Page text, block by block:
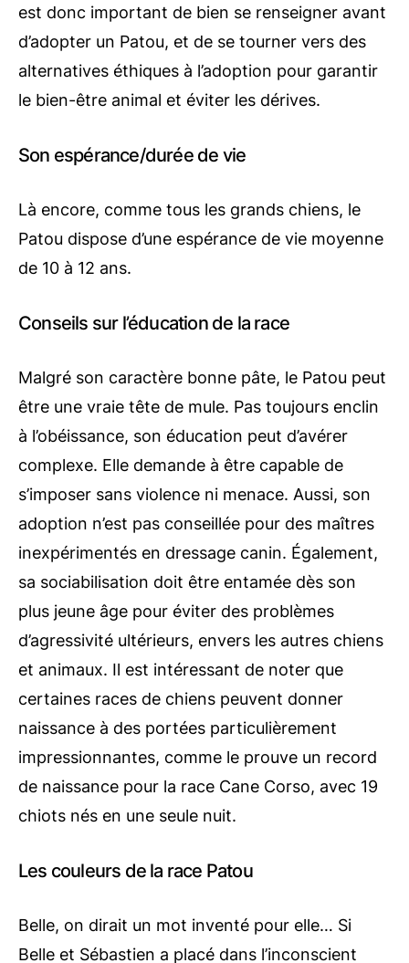
est donc important de bien se renseigner avant
d’adopter un Patou, et de se tourner vers des
alternatives éthiques à l’adoption pour garantir
le bien-être animal et éviter les dérives.
Son espérance/durée de vie
Là encore, comme tous les grands chiens, le
Patou dispose d’une espérance de vie moyenne
de 10 à 12 ans.
Conseils sur l’éducation de la race
Malgré son caractère bonne pâte, le Patou peut
être une vraie tête de mule. Pas toujours enclin
à l’obéissance, son éducation peut d’avérer
complexe. Elle demande à être capable de
s’imposer sans violence ni menace. Aussi, son
adoption n’est pas conseillée pour des maîtres
inexpérimentés en dressage canin. Également,
sa sociabilisation doit être entamée dès son
plus jeune âge pour éviter des problèmes
d’agressivité ultérieurs, envers les autres chiens
et animaux. Il est intéressant de noter que
certaines races de chiens peuvent donner
naissance à des portées particulièrement
impressionnantes, comme le prouve un record
de naissance pour la race Cane Corso, avec 19
chiots nés en une seule nuit.
Les couleurs de la race Patou
Belle, on dirait un mot inventé pour elle… Si
Belle et Sébastien a placé dans l’inconscient